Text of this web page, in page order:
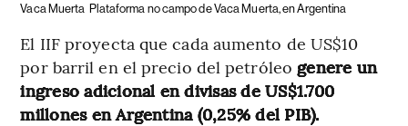
Vaca Muerta Plataforma no campo de Vaca Muerta, en Argentina
El IIF proyecta que cada aumento de US$10
por barril en el precio del petróleo genere un
ingreso adicional en divisas de US$1.700
millones en Argentina (0,25% del PIB).